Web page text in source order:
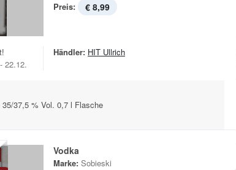
Preis: € 8,99
22.12.
Händler: HIT Ullrich
35/37,5 % Vol. 0,7 l Flasche
Vodka
Marke: Sobieski